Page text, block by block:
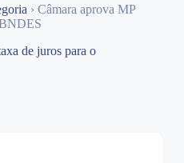
› Câmara aprova MP
de juros para o